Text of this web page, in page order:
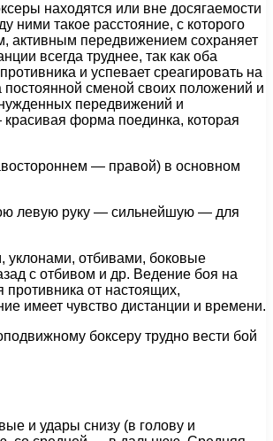
находятся или вне досягаемости
ними такое расстояние, с которого
активным передвижением сохраняет
всегда труднее, так как оба
и успевает среагировать на
сменой своих положений и
передвижений и
форма поединка, которая
— правой) в основном
левую руку — сильнейшую — для
уклонами, отбивами, боковые
с отбивом и др. Ведение боя на
противника от настоящих,
имеет чувство дистанции и времени.
боксеру трудно вести бой
и удары снизу (в голову и